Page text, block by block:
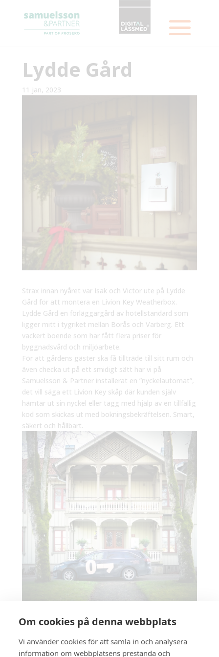
Om cookies på denna webbplats
Vi använder cookies för att samla in och analysera
information om webbplatsens prestanda och
Lydde Gård
11 jan, 2023
Strax innan nyåret var Isak och Victor ute på Lydde
Gård för att montera en Livion Key Weatherbox.
Lydde Gård en förläggargård av hotellstandard som
ligger mitt i tygriket mellan Borås och Varberg. Ett
vackert boende som har fått flera priser för
byggnadsvård och miljöarbete.
För att gårdens gäster ska få tillträde till sitt rum och
även checka ut på ett smidigt sätt har vi på
Samuelsson & Partner installerat en ”nyckelautomat”,
det vill säga ett Livion Key skåp där kunden själv
hämtar ut sin nyckel eller tagg med hjälp av en tillfällig
kod som skickas ut med bokningsbekräftelsen. Smart,
säkert och hållbart.